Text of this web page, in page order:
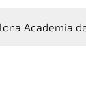
Academia